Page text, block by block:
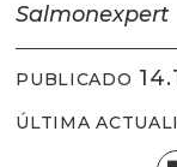
Salmonexpert
PUBLICADO
ÚLTIMA